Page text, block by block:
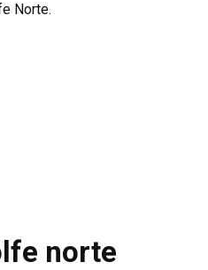
norte